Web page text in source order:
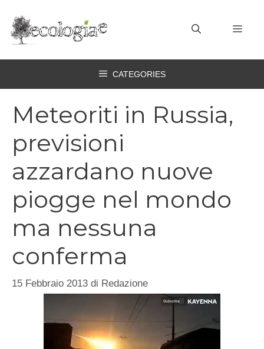
contenuto
CATEGORIES
Meteoriti in Russia,
previsioni
azzardano nuove
piogge nel mondo
ma nessuna
conferma
15 Febbraio 2013 di Redazione